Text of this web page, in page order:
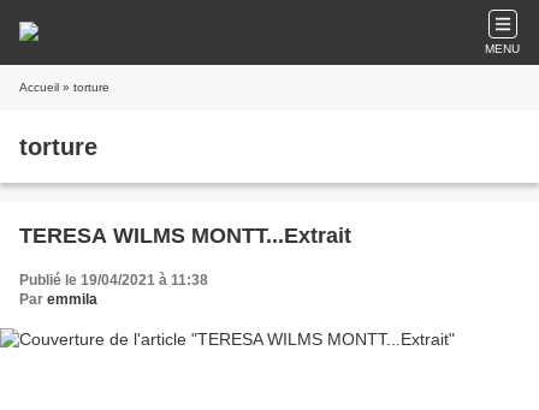
MENU
Accueil » torture
torture
TERESA WILMS MONTT...Extrait
Publié le 19/04/2021 à 11:38
Par emmila